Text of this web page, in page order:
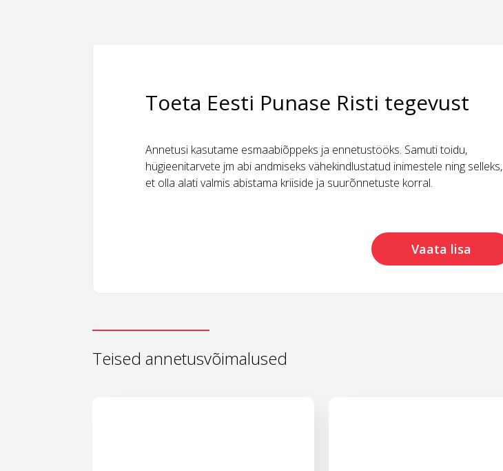
Toeta Eesti Punase Risti tegevust
Annetusi kasutame esmaabiõppeks ja ennetustööks. Samuti toidu,
hügieenitarvete jm abi andmiseks vähekindlustatud inimestele ning selleks,
et olla alati valmis abistama kriiside ja suurõnnetuste korral.
Vaata lisa
Teised annetusvõimalused